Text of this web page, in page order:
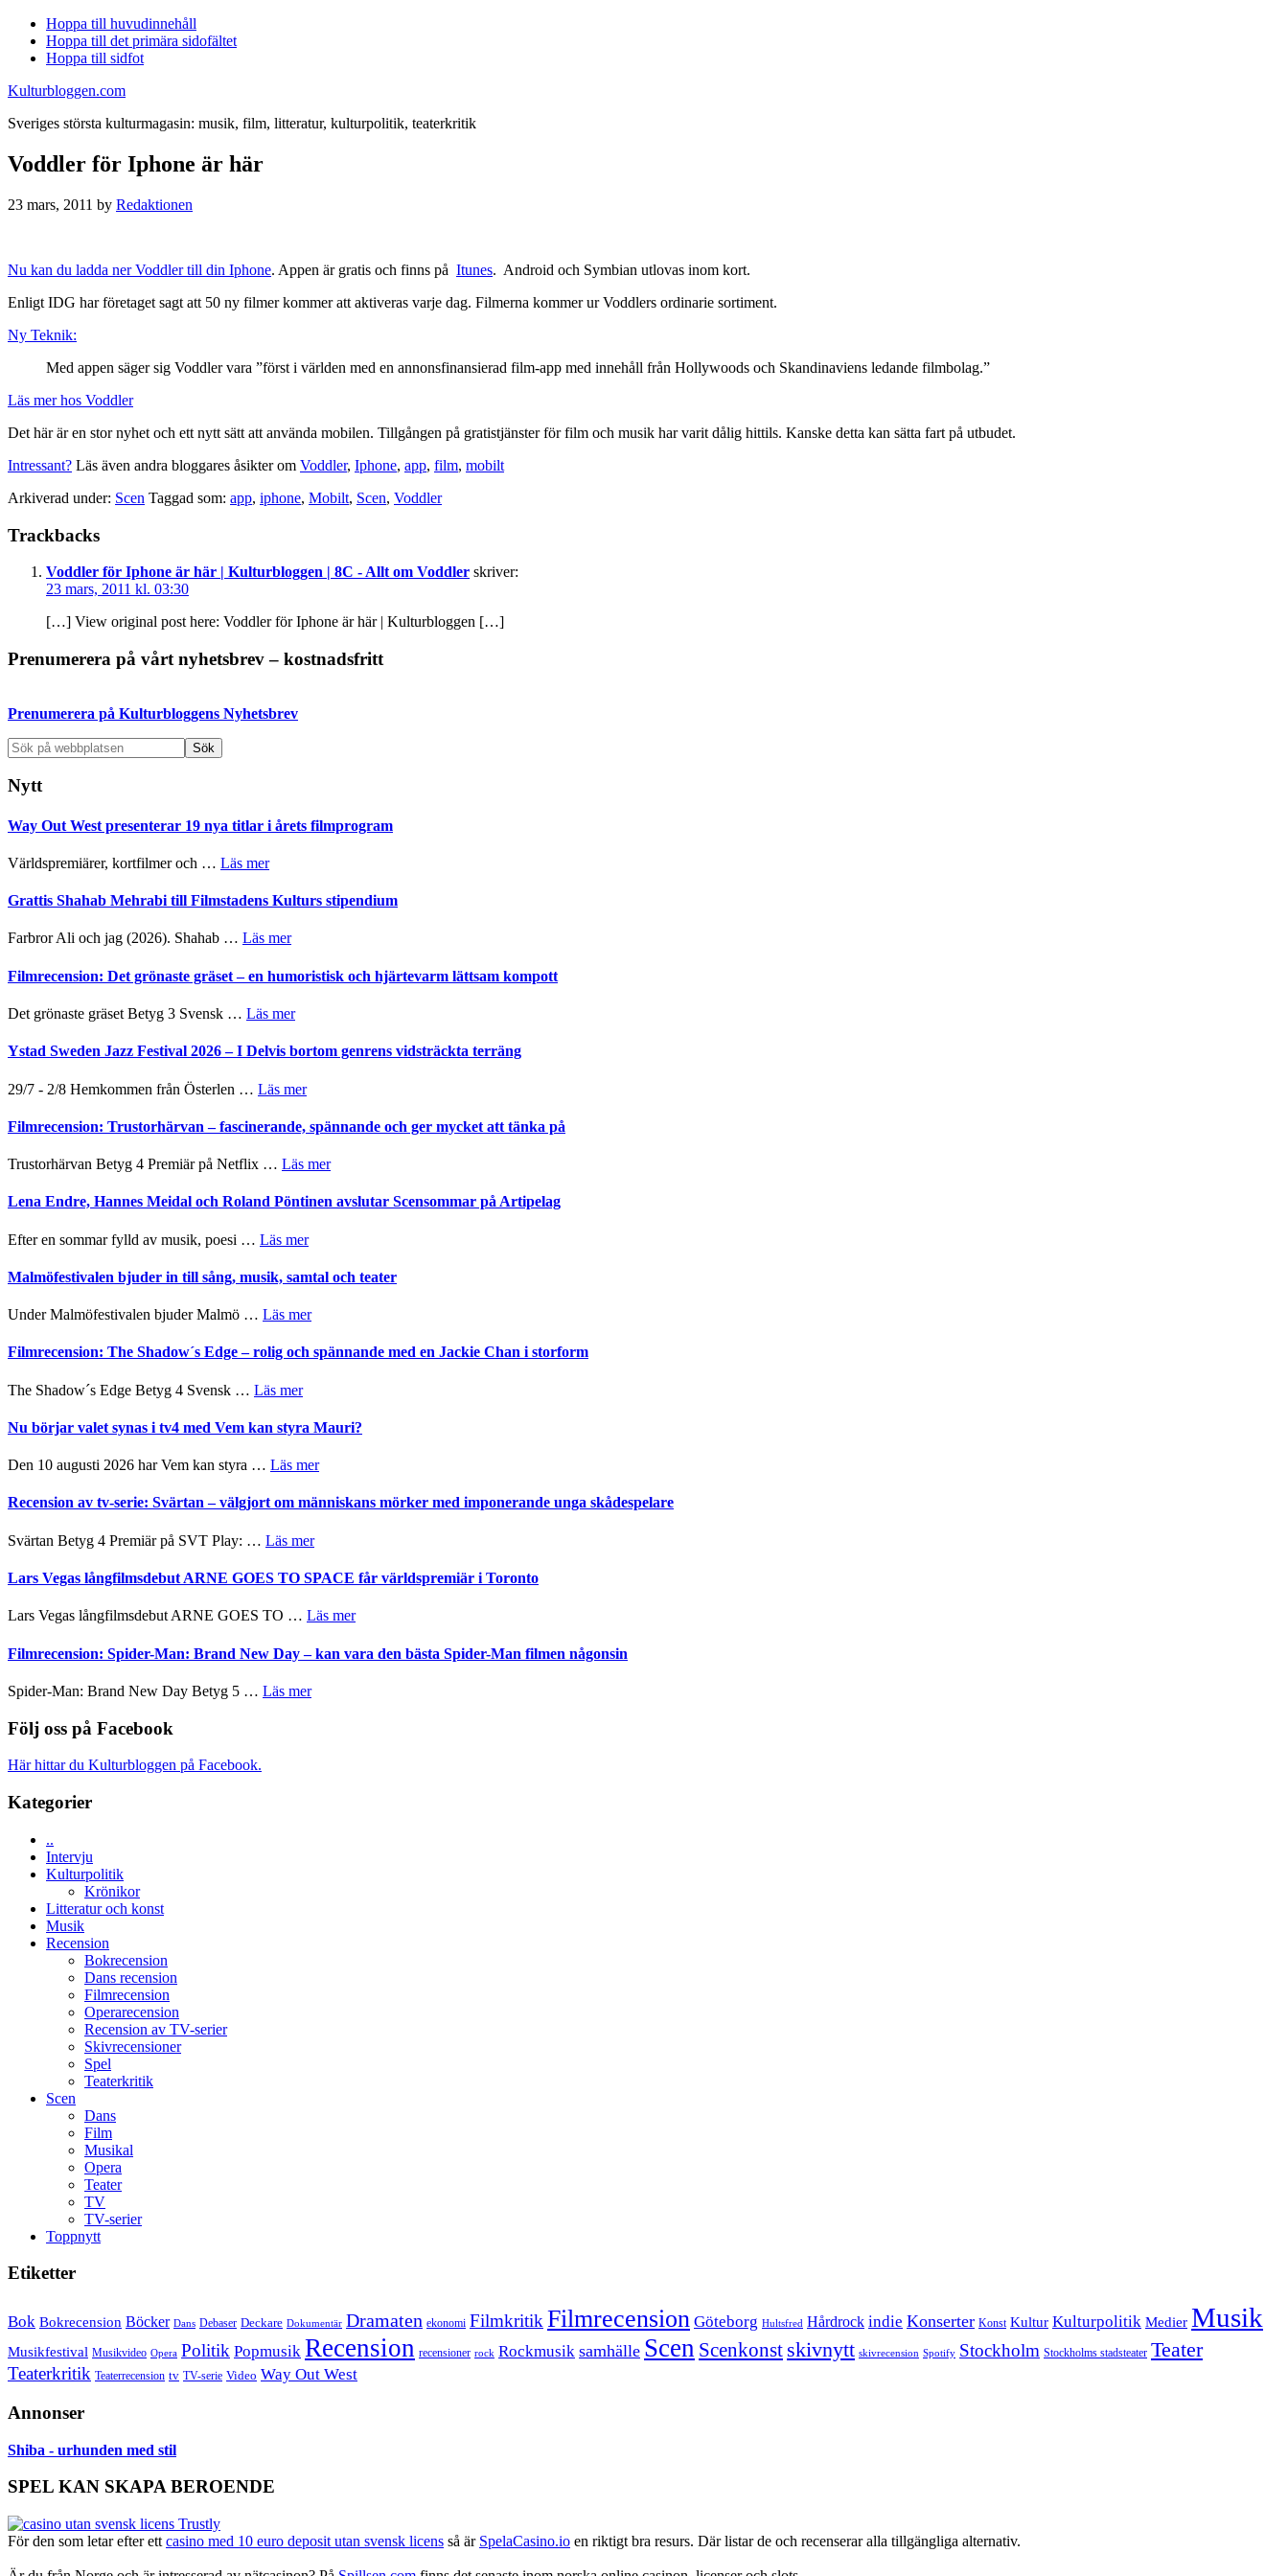
Hoppa till huvudinnehåll
Hoppa till det primära sidofältet
Hoppa till sidfot
Kulturbloggen.com
Sveriges största kulturmagasin: musik, film, litteratur, kulturpolitik, teaterkritik
Voddler för Iphone är här
23 mars, 2011 by Redaktionen
Nu kan du ladda ner Voddler till din Iphone. Appen är gratis och finns på Itunes. Android och Symbian utlovas inom kort.
Enligt IDG har företaget sagt att 50 ny filmer kommer att aktiveras varje dag. Filmerna kommer ur Voddlers ordinarie sortiment.
Ny Teknik:
Med appen säger sig Voddler vara ”först i världen med en annonsfinansierad film-app med innehåll från Hollywoods och Skandinaviens ledande filmbolag.”
Läs mer hos Voddler
Det här är en stor nyhet och ett nytt sätt att använda mobilen. Tillgången på gratistjänster för film och musik har varit dålig hittils. Kanske detta kan sätta fart på utbudet.
Intressant? Läs även andra bloggares åsikter om Voddler, Iphone, app, film, mobilt
Arkiverad under: Scen Taggad som: app, iphone, Mobilt, Scen, Voddler
Läsarkommentarer
Trackbacks
Voddler för Iphone är här | Kulturbloggen | 8C - Allt om Voddler skriver:
23 mars, 2011 kl. 03:30
[…] View original post here: Voddler för Iphone är här | Kulturbloggen […]
Primärt
Prenumerera på vårt nyhetsbrev – kostnadsfritt
Prenumerera på Kulturbloggens Nyhetsbrev
Sök
på
webbplatsen
Nytt
Way Out West presenterar 19 nya titlar i årets filmprogram
Världspremiärer, kortfilmer och … Läs merom
Out
19
titlar
årets
Grattis Shahab Mehrabi till Filmstadens Kulturs stipendium
Farbror Ali och jag (2026). Shahab … Läs merom
Shahab
Filmstadens
stipendium
Filmrecension: Det grönaste gräset – en humoristisk och hjärtevarm lättsam kompott
Det grönaste gräset Betyg 3 Svensk … Läs merom
Det
grönaste
–
humoristisk
hjärtevarm
kompott
Ystad Sweden Jazz Festival 2026 – I Delvis bortom genrens vidsträckta terräng
29/7 - 2/8 Hemkommen från Österlen … Läs merom
Sweden
Jazz
2026
–
I
bortom
vidsträckta
Filmrecension: Trustorhärvan – fascinerande, spännande och ger mycket att tänka på
Trustorhärvan Betyg 4 Premiär på Netflix … Läs merom
Trustorhärvan
ger
på
Lena Endre, Hannes Meidal och Roland Pöntinen avslutar Scensommar på Artipelag
Efter en sommar fylld av musik, poesi … Läs merom
Endre,
och
Pöntinen
Artipelag
Malmöfestivalen bjuder in till sång, musik, samtal och teater
Under Malmöfestivalen bjuder Malmö … Läs merom
bjuder
in
samtal
teater
Filmrecension: The Shadow´s Edge – rolig och spännande med en Jackie Chan i storform
The Shadow´s Edge Betyg 4 Svensk … Läs merom
The
Edge
rolig
spännande
en
Chan
storform
Nu börjar valet synas i tv4 med Vem kan styra Mauri?
Den 10 augusti 2026 har Vem kan styra … Läs merom
börjar
med
kan
Mauri?
Recension av tv-serie: Svärtan – välgjort om människans mörker med imponerande unga skådespelare
Svärtan Betyg 4 Premiär på SVT Play: … Läs merom
av
serie:
Svärtan
välgjort
Lars Vegas långfilmsdebut ARNE GOES TO SPACE får världspremiär i Toronto
Lars Vegas långfilmsdebut ARNE GOES TO … Läs merom
Vegas
långfilmsdebut
Filmrecension: Spider-Man: Brand New Day – kan vara den bästa Spider-Man filmen någonsin
Spider-Man: Brand New Day Betyg 5 … Läs merom
Följ oss på Facebook
Här hittar du Kulturbloggen på Facebook.
Kategorier
..
Intervju
Kulturpolitik
Krönikor
Litteratur och konst
Musik
Recension
Bokrecension
Dans recension
Filmrecension
Operarecension
Recension av TV-serier
Skivrecensioner
Spel
Teaterkritik
Scen
Dans
Film
Musikal
Opera
Teater
TV
TV-serier
Toppnytt
Etiketter
Bok Bokrecension Böcker Dans Debaser Deckare Dokumentär Dramaten ekonomi Filmkritik Filmrecension Göteborg Hultsfred Hårdrock indie Konserter Konst Kultur Kulturpolitik Medier Musik
Musikfestival Musikvideo Opera Politik Popmusik Recension recensioner rock Rockmusik samhälle Scen Scenkonst skivnytt skivrecension Spotify Stockholm Stockholms stadsteater Teater
Teaterkritik Teaterrecension tv TV-serie Video Way Out West
Annonser
Shiba - urhunden med stil
SPEL KAN SKAPA BEROENDE
För den som letar efter ett casino med 10 euro deposit utan svensk licens så är SpelaCasino.io en riktigt bra resurs. Där listar de och recenserar alla tillgängliga alternativ.